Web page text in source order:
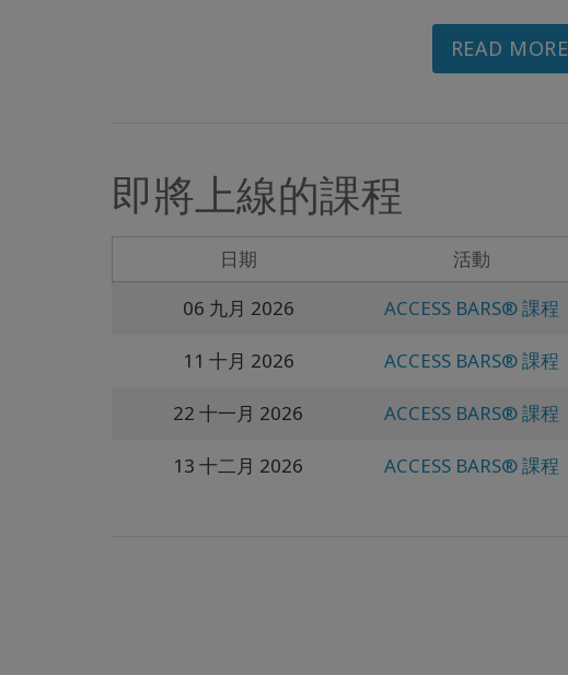
READ MORE
即將上線的課程
日期 活動
06 九月 2026
ACCESS BARS® 課程
11 十月 2026 ACCESS BARS® 課程
22 十一月 2026 ACCESS BARS® 課程
13 十二月 2026 ACCESS BARS® 課程